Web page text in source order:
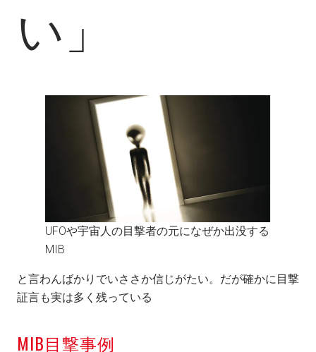
い」
UFOや宇宙人の目撃者の元になぜか出没する
MIB
と言わんばかりでいささか信じがたい。だが確かに目撃
証言も実は多く残っている
MIB目撃事例